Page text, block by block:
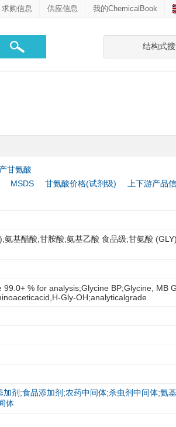
我的ChemicalBook
供应信息
求购信息
结构式
甘氨酸
MSDS
甘氨酸价格(试剂级) 上下游产品
基醋酸;甘胺酸;氨基乙酸 食品级;甘氨酸
% for analysis;Glycine BP;Glycine, MB
Gly-OH;analyticalgrade
加剂 ;食品添加剂 ;农药中间体;杀虫剂中间体;氨
体